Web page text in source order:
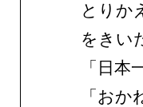
とりか
をきい
「日
「お